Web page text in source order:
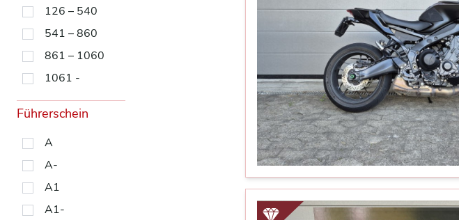
126 – 540
541 – 860
861 – 1060
1061 -
Führerschein
A
A-
A1
A1-